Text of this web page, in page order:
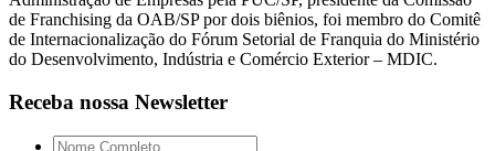
de Franchising da OAB/SP por dois biênios, foi membro do Comitê
de Internacionalização do Fórum Setorial de Franquia do Ministério
do Desenvolvimento, Indústria e Comércio Exterior – MDIC.
Receba nossa Newsletter